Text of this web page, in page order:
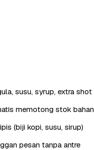
susu, syrup, extra shot
memotong stok bahan
(biji kopi, susu, sirup)
pesan tanpa antre